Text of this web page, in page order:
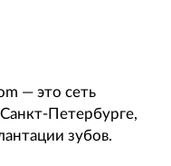
— это сеть
Петербурге,
зубов.